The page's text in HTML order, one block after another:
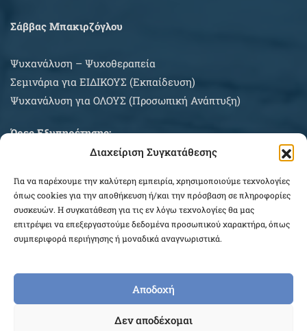
Διαχείριση Συγκατάθεσης
Για να παρέχουμε την καλύτερη εμπειρία, χρησιμοποιούμε τεχνολογίες
όπως cookies για την αποθήκευση ή/και την πρόσβαση σε πληροφορίες
συσκευών. Η συγκατάθεση για τις εν λόγω τεχνολογίες θα μας
επιτρέψει να επεξεργαστούμε δεδομένα προσωπικού χαρακτήρα, όπως
συμπεριφορά περιήγησης ή μοναδικά αναγνωριστικά.
Αποδοχή
Δεν αποδέχομαι
Σάββας Μπακιρζόγλου
Ψυχανάλυση – Ψυχοθεραπεία
Σεμινάρια για EIΔΙΚΟΥΣ (Εκπαίδευση)
Ψυχανάλυση για ΟΛΟΥΣ (Προσωπική Ανάπτυξη)
Ώρες Εξυπηρέτησης:
ΠΛΗΡΟΦΟΡΙΕΣ ΑΓΟΡΩΝ
COPYRIGHT © 2026 EPEKEINA.GR. DESIGNED BY
WEB_FOR_ALL